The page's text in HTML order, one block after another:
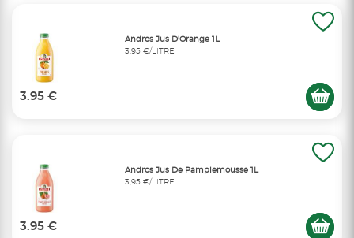
Andros Jus D'Orange 1L
3,95 €/LITRE
3.95 €
Andros Jus De Pamplemousse 1L
3,95 €/LITRE
3.95 €